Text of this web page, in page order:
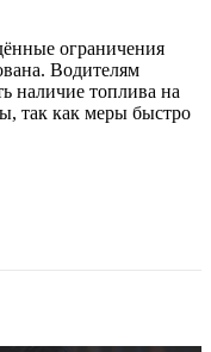
ограничения
Водителям
наличие топлива на
так как меры быстро